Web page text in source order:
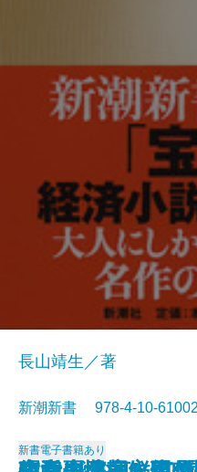
長山靖生／著
新潮新書 978-4-10-
新書電子書籍あり